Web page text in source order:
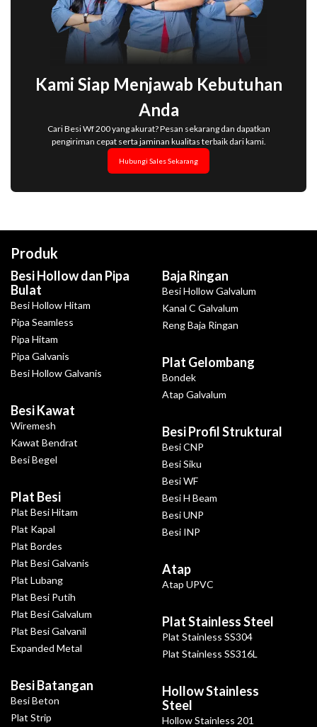
Kami Siap Menjawab Kebutuhan
Anda
Cari Besi Wf 200 yang akurat? Pesan sekarang dan dapatkan
pengiriman cepat serta jaminan kualitas terbaik dari kami.
Hubungi Sales Sekarang
Produk
Besi Hollow dan Pipa
Bulat
Besi Hollow Hitam
Pipa Seamless
Pipa Hitam
Pipa Galvanis
Besi Hollow Galvanis
Besi Kawat
Wiremesh
Kawat Bendrat
Besi Begel
Plat Besi
Plat Besi Hitam
Plat Kapal
Plat Bordes
Plat Besi Galvanis
Plat Lubang
Plat Besi Putih
Plat Besi Galvalum
Plat Besi Galvanil
Expanded Metal
Besi Batangan
Besi Beton
Plat Strip
Baja Ringan
Besi Hollow Galvalum
Kanal C Galvalum
Reng Baja Ringan
Plat Gelombang
Bondek
Atap Galvalum
Besi Profil Struktural
Besi CNP
Besi Siku
Besi WF
Besi H Beam
Besi UNP
Besi INP
Atap
Atap UPVC
Plat Stainless Steel
Plat Stainless SS304
Plat Stainless SS316L
Hollow Stainless
Steel
Hollow Stainless 201